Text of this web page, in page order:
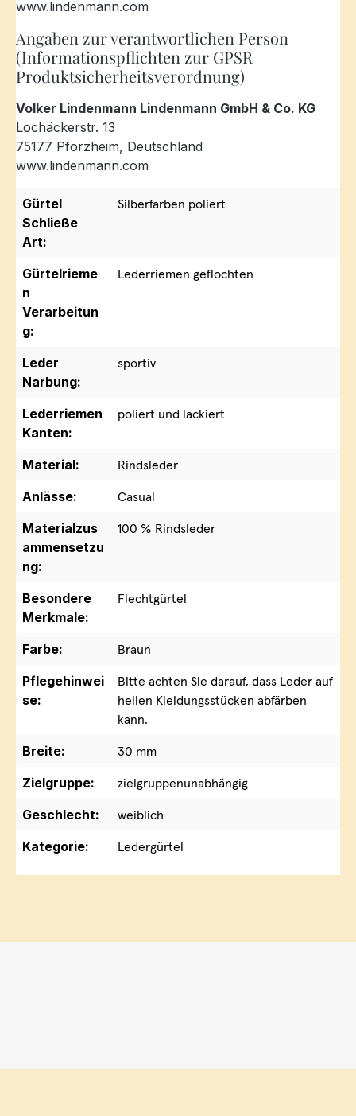
www.lindenmann.com
Angaben zur verantwortlichen Person
(Informationspflichten zur GPSR
Produktsicherheitsverordnung)
Volker Lindenmann Lindenmann GmbH & Co. KG
Lochäckerstr. 13
75177 Pforzheim, Deutschland
www.lindenmann.com
Gürtel
Schließe
Art:
Silberfarben poliert
Gürtelrieme
n
Verarbeitun
g:
Lederriemen geflochten
Leder
Narbung:
sportiv
Lederriemen
Kanten:
poliert und lackiert
Material:
Rindsleder
Anlässe:
Casual
Materialzus
ammensetzu
ng:
100 % Rindsleder
Besondere
Merkmale:
Flechtgürtel
Farbe:
Braun
Pflegehinwei
se:
Bitte achten Sie darauf, dass Leder auf
hellen Kleidungsstücken abfärben
kann.
Breite:
30 mm
Zielgruppe:
zielgruppenunabhängig
Geschlecht:
weiblich
Kategorie:
Ledergürtel